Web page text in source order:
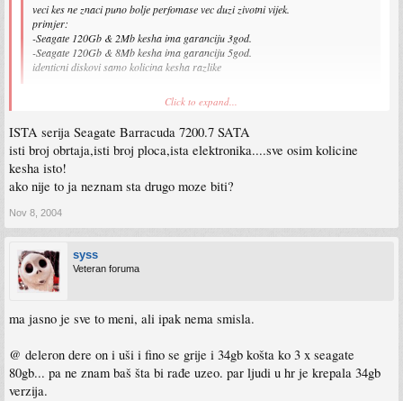
veci kes ne znaci puno bolje perfomase vec duzi zivotni vijek.
primjer:
-Seagate 120Gb & 2Mb kesha ima garanciju 3god.
-Seagate 120Gb & 8Mb kesha ima garanciju 5god.
identicni diskovi samo kolicina kesha razlike
ma daj ne lupetaj... vjerovatno je disk novijeg datuma, pa daju dužu garanciju. pa
Click to expand...
ISTA serija Seagate Barracuda 7200.7 SATA
isti broj obrtaja,isti broj ploca,ista elektronika....sve osim kolicine
kesha isto!
ako nije to ja neznam sta drugo moze biti?
Nov 8, 2004
syss
Veteran foruma
ma jasno je sve to meni, ali ipak nema smisla.
@ deleron dere on i uši i fino se grije i 34gb košta ko 3 x seagate
80gb... pa ne znam baš šta bi rađe uzeo. par ljudi u hr je krepala 34gb
verzija.